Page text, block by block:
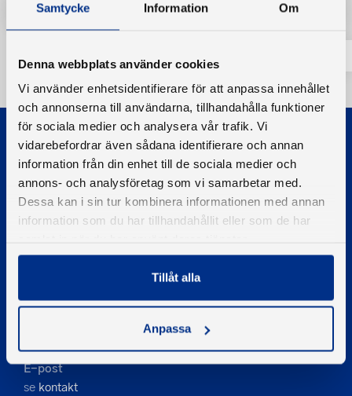
Samtycke Information Om
Denna webbplats använder cookies
Vi använder enhetsidentifierare för att anpassa innehållet
och annonserna till användarna, tillhandahålla funktioner
för sociala medier och analysera vår trafik. Vi
vidarebefordrar även sådana identifierare och annan
information från din enhet till de sociala medier och
annons- och analysföretag som vi samarbetar med.
Dessa kan i sin tur kombinera informationen med annan
information som du har tillhandahållit eller som de har
Tillåt alla
Anpassa
© 2026 - Svenska Båtunionen
Kontakta oss
08-545 859 60
E-post
se kontakt